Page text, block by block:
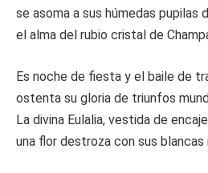
se asoma a sus húmedas pupilas
el alma del rubio cristal de
Es noche de fiesta y el baile de
ostenta su gloria de triunfos
La divina Eulalia, vestida de
una flor destroza con sus blancas